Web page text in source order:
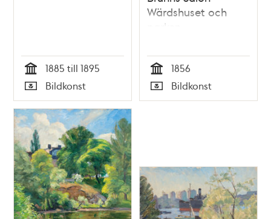
Tid
1885 till 1895
Typ
Bildkonst
Wärdshuset och
parken
Tid
1856
Typ
Bildkonst